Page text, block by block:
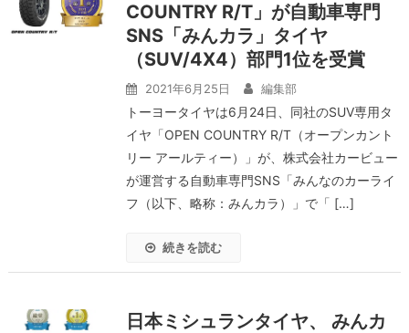
COUNTRY R/T」が自動車専門
SNS「みんカラ」タイヤ
（SUV/4X4）部門1位を受賞
2021年6月25日 編集部
トーヨータイヤは6月24日、同社のSUV専用タ
イヤ「OPEN COUNTRY R/T（オープンカント
リー アールティー）」が、株式会社カービュー
が運営する自動車専門SNS「みんなのカーライ
フ（以下、略称：みんカラ）」で「 […]
続きを読む
日本ミシュランタイヤ、 みんカ